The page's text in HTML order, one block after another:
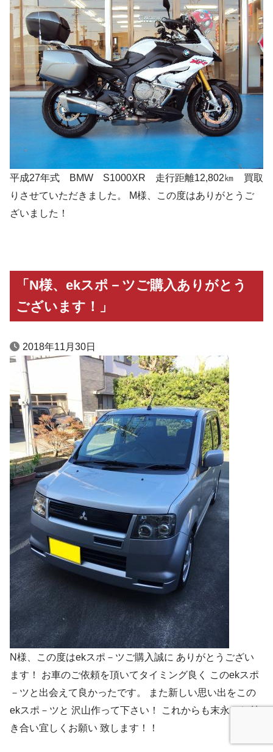
平成27年式 BMW S1000XR 走行距離12,802㎞ 買取
りさせていただきました。 M様、この度はありがとうご
ざいました！
「N様、ekスポ－ツご購入ありがとう
ございます！」
2018年11月30日
N様、この度はekスポ－ツご購入誠に ありがとうござい
ます！ お車のご依頼を頂いてタイミング良く このekスポ
－ツと出会えて良かったです。 また新しい思い出をこの
ekスポ－ツと 沢山作って下さい！ これからも末永いお付
き合い宜しくお願い 致します！！